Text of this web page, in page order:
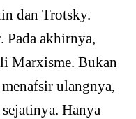
dan Trotsky.
Pada akhirnya,
Marxisme. Bukan
ulangnya,
Hanya